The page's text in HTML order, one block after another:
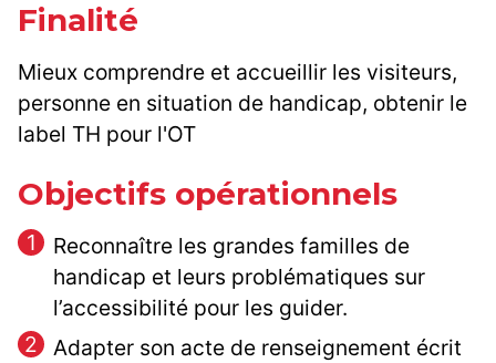
Finalité
Mieux comprendre et accueillir les visiteurs,
personne en situation de handicap, obtenir le
label TH pour l'OT
Objectifs opérationnels
Reconnaître les grandes familles de
handicap et leurs problématiques sur
l’accessibilité pour les guider.
Adapter son acte de renseignement écrit